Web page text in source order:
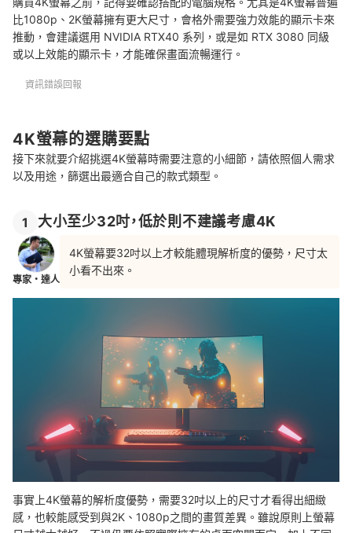
比1080p、2K螢幕擁有更大尺寸，會格外需要強力效能的顯示卡來
推動，會建議選用 NVIDIA RTX40 系列，或是如 RTX 3080 同級
或以上效能的顯示卡，才能確保畫面流暢運行。
資訊錯誤回報
4K螢幕的選購要點
接下來就要介紹挑選4K螢幕時需要注意的小細節，請依照個人需求
以及用途，篩選出最適合自己的款式類型。
1 大小至少32吋，低於則不建議考慮4K
專家・達人
4K螢幕要32吋以上才較能體現解析度的優勢，尺寸太
小看不出來。
事實上4K螢幕的解析度優勢，需要32吋以上的尺寸才看得出細緻
感，也較能感受到與2K、1080p之間的畫質差異。雖說原則上螢幕